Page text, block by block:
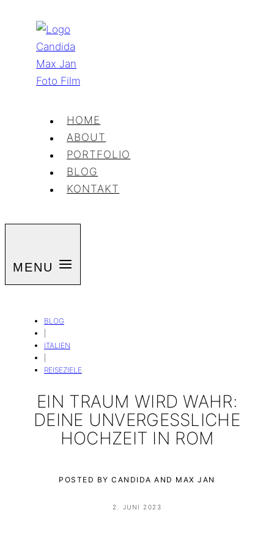
springen
HOME
ABOUT
PORTFOLIO
BLOG
KONTAKT
MENU
BLOG
ITALIEN
REISEZIELE
EIN TRAUM WIRD WAHR:
DEINE UNVERGESSLICHE
HOCHZEIT IN ROM
POSTED BY CANDIDA AND MAX JAN
2. JUNI 2023